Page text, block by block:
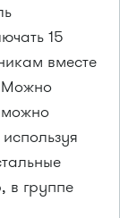
15
вместе
Можно
в группе